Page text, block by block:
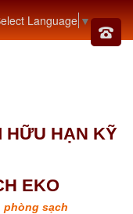
HỮU HẠN KỸ
EKO
sạch
Language▼